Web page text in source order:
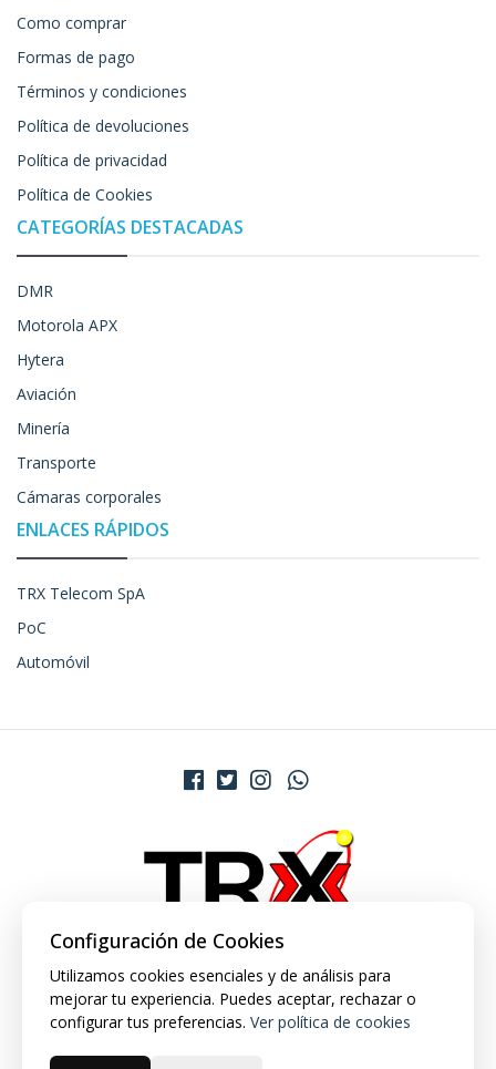
Como comprar
Formas de pago
Términos y condiciones
Política de devoluciones
Política de privacidad
Política de Cookies
CATEGORÍAS DESTACADAS
DMR
Motorola APX
Hytera
Aviación
Minería
Transporte
Cámaras corporales
ENLACES RÁPIDOS
TRX Telecom SpA
PoC
Automóvil
Configuración de Cookies
Utilizamos cookies esenciales y de análisis para
mejorar tu experiencia. Puedes aceptar, rechazar o
configurar tus preferencias. Ver política de cookies